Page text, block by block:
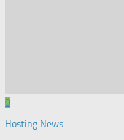
0
Hosting News